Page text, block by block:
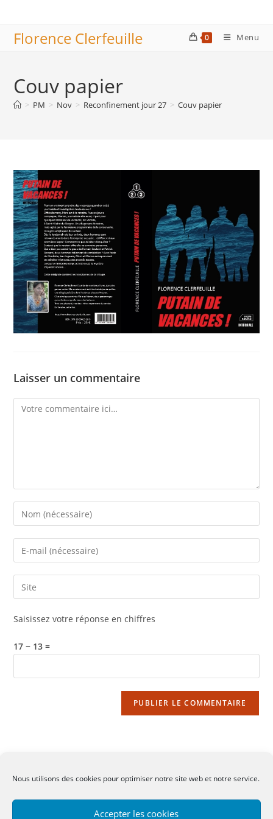
Nous utilisons des cookies pour optimiser notre site web et notre service.
Accepter les cookies
contentFlorence Clerfeuille 0 Menu
Couv papier
> PM > Nov > Reconfinement jour 27 > Couv papier
Laisser un commentaire
Comment
Enter
your
name
comment
Enter
your
email
address
comment
Saisir
l’URL
site
(facultatif)
Saisissez votre réponse en chiffres
17 − 13 =
CGV-Mentions légales-Contact